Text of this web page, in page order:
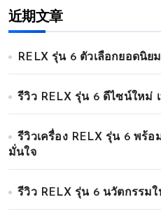
近期文章
RELX รุ่น 6 ตัวเลือกยอดนิ
รีวิว RELX รุ่น 6 ดีไซน์ใหม่
รีวิวเครื่อง RELX รุ่น 6 พร้
มั่นใจ
รีวิว RELX รุ่น 6 นวัตกรรม